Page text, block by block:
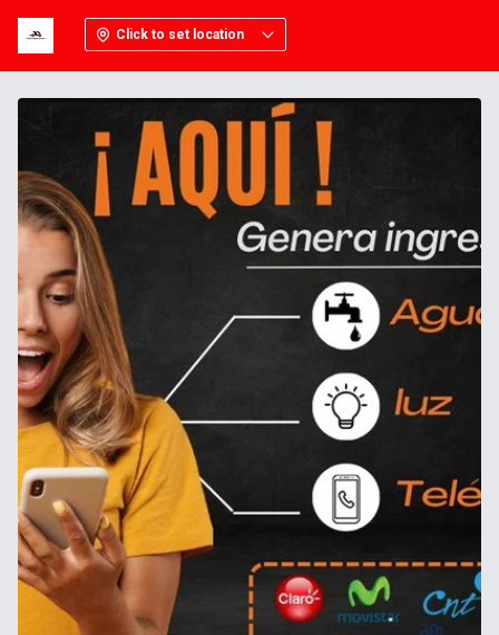
Click to set location